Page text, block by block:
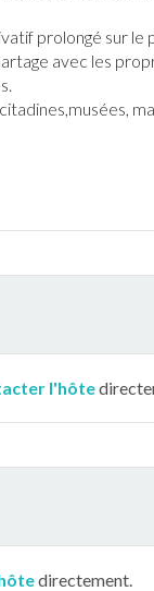
prolongé sur le
avec les
l'hôte
directement.